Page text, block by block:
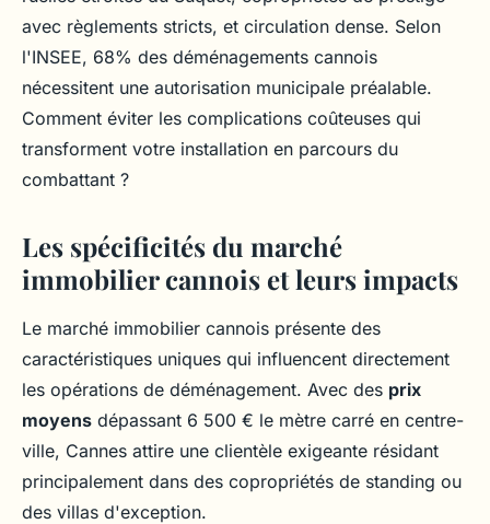
sur mesure
Lyam•12 janvier 2026•8 min de lecture
avec règlements stricts, et circulation dense. Selon
l'INSEE, 68% des déménagements cannois
nécessitent une autorisation municipale préalable.
Comment éviter les complications coûteuses qui
transforment votre installation en parcours du
combattant ?
Les spécificités du marché
immobilier cannois et leurs impacts
Le marché immobilier cannois présente des
caractéristiques uniques qui influencent directement
les opérations de déménagement. Avec des prix
moyens dépassant 6 500 € le mètre carré en centre-
ville, Cannes attire une clientèle exigeante résidant
principalement dans des copropriétés de standing ou
des villas d'exception.